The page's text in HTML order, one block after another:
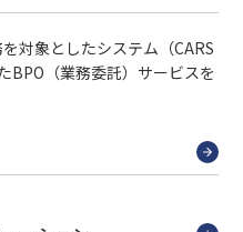
対象としたシステム（CARS
BPO（業務委託）サービスを